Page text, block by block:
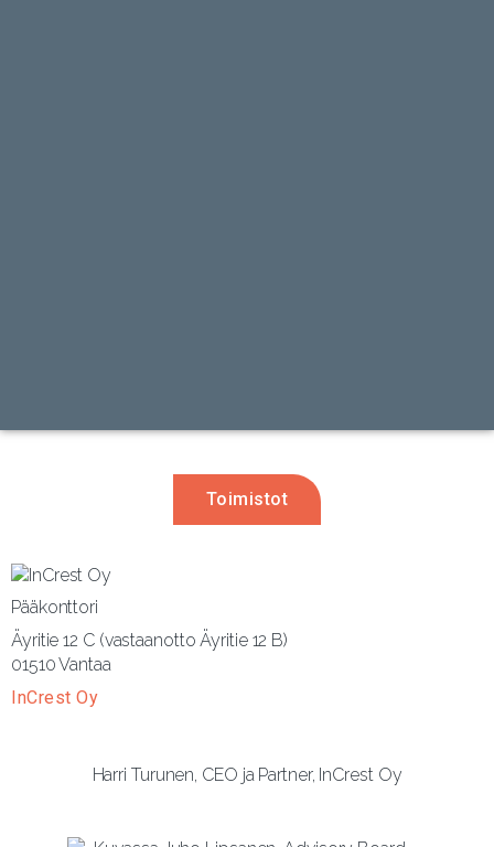
Toimistot
Pääkonttori
Äyritie 12 C (vastaanotto Äyritie 12 B)
01510 Vantaa
InCrest Oy
Harri Turunen, CEO ja Partner, InCrest Oy